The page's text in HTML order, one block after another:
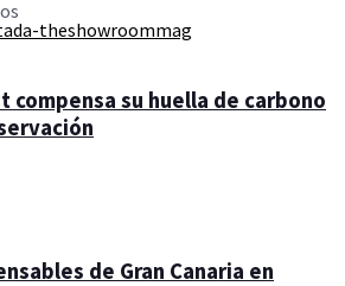
compensa su huella de carbono
de Gran Canaria en